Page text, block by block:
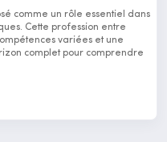
comme un rôle essentiel dans
Cette profession entre
variées et une
complet pour comprendre